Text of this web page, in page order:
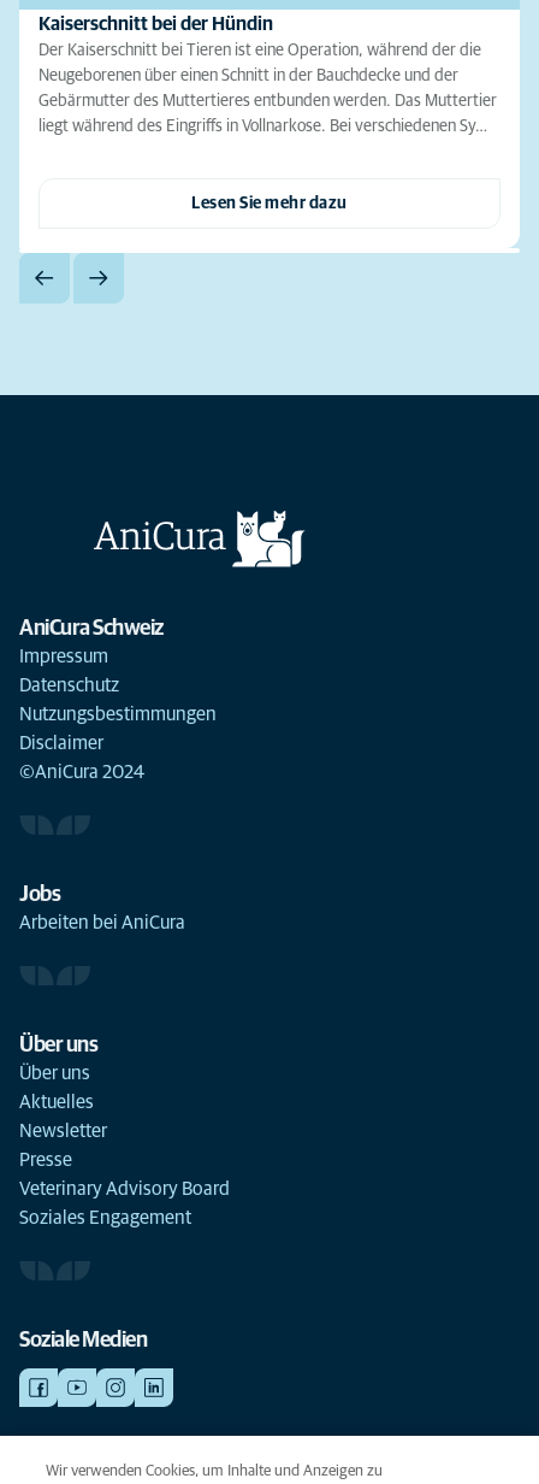
Kaiserschnitt bei der Hündin
Der Kaiserschnitt bei Tieren ist eine Operation, während der die
Neugeborenen über einen Schnitt in der Bauchdecke und der
Gebärmutter des Muttertieres entbunden werden. Das Muttertier
liegt während des Eingriffs in Vollnarkose. Bei verschiedenen Sy…
Lesen Sie mehr dazu
AniCura Schweiz
Impressum
Datenschutz
Nutzungsbestimmungen
Disclaimer
©AniCura 2024
Jobs
Arbeiten bei AniCura
Über uns
Über uns
Aktuelles
Newsletter
Presse
Veterinary Advisory Board
Soziales Engagement
Soziale Medien
NOTDIENSTE
Wir verwenden Cookies, um Inhalte und Anzeigen zu